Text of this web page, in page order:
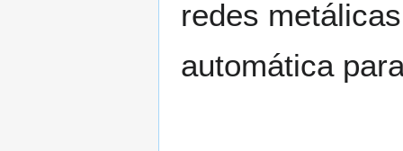
redes
automática